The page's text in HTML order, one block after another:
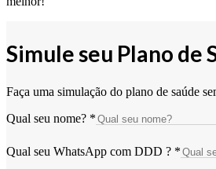
Simule seu Plano de
Faça uma simulação do plano de saúde
Qual seu nome? *
Qual seu WhatsApp com DDD ? *